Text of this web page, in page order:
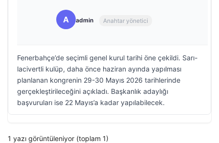
A admin Anahtar yönetici
Fenerbahçe’de seçimli genel kurul tarihi öne çekildi. Sarı-
lacivertli kulüp, daha önce haziran ayında yapılması
planlanan kongrenin 29-30 Mayıs 2026 tarihlerinde
gerçekleştirileceğini açıkladı. Başkanlık adaylığı
başvuruları ise 22 Mayıs’a kadar yapılabilecek.
1 yazı görüntüleniyor (toplam 1)